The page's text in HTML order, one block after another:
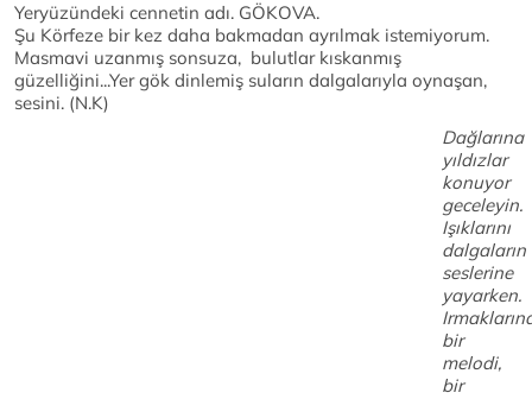
Yeryüzündeki cennetin adı. GÖKOVA.
Şu Körfeze bir kez daha bakmadan ayrılmak istemiyorum.
Masmavi uzanmış sonsuza, bulutlar kıskanmış
güzelliğini...Yer gök dinlemiş suların dalgalarıyla oynaşan,
sesini. (N.K)
Dağlarına
yıldızlar
konuyor
geceleyin.
Işıklarını
dalgaların
seslerine
yayarken.
bir
melodi,
bir